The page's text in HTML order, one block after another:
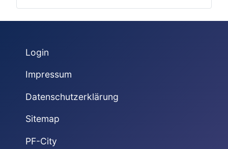
Login
Impressum
Datenschutzerklärung
Sitemap
PF-City